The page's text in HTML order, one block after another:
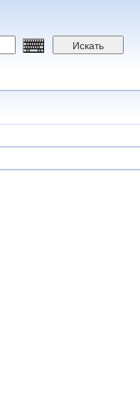
Искать